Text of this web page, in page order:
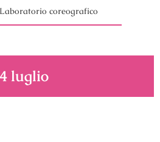
coreografico
4 luglio